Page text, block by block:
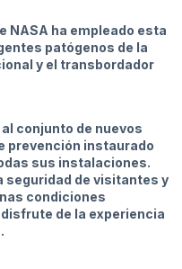
NASA ha empleado esta
patógenos de la
y el transbordador
conjunto de nuevos
prevención instaurado
sus instalaciones.
seguridad de visitantes y
condiciones
de la experiencia